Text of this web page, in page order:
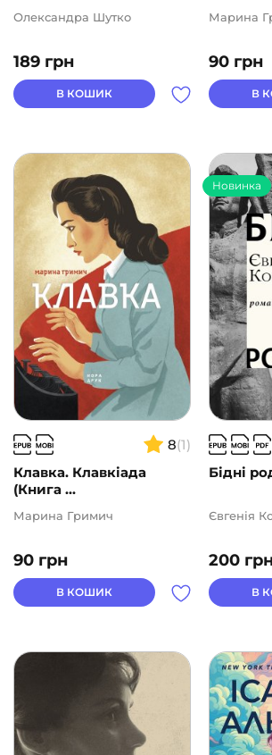
189 грн
Олександра Шутко
В КОШИК
90 грн
Марина
В
8(1)
Клавка. Клавкіада
(Книга ...
90 грн
Марина Гримич
В КОШИК
Бідні
Новинка
200
Євгенія
В